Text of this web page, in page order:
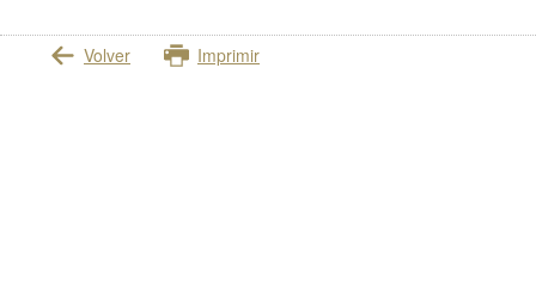
Volver Imprimir